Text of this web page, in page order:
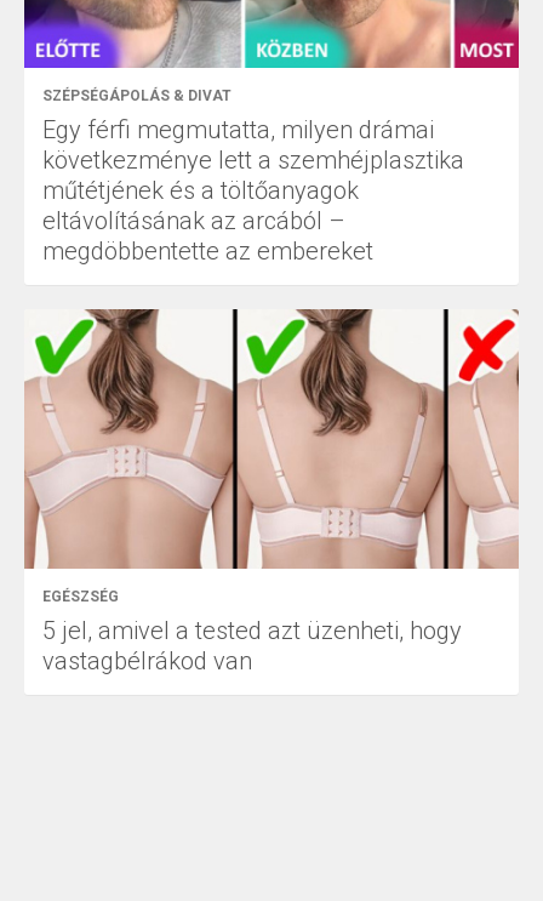
SZÉPSÉGÁPOLÁS & DIVAT
Egy férfi megmutatta, milyen drámai
következménye lett a szemhéjplasztika
műtétjének és a töltőanyagok
eltávolításának az arcából –
megdöbbentette az embereket
EGÉSZSÉG
5 jel, amivel a tested azt üzenheti, hogy
vastagbélrákod van